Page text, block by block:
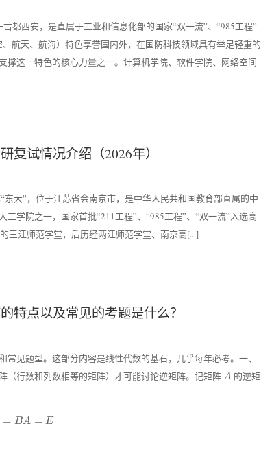
都西安，是直属于工业和信息化部的国家“双一流”、“985工程”
航天、航海）特色享誉国内外，在国防科技领域具有举足轻重的
这一特色的核心力量之一。计算机学院、软件学院、网络空间
复试情况介绍（2026年）
大”，位于江苏省会南京市，是中华人民共和国教育部直属的中
学院之一，国家首批“211工程”、“985工程”、“双一流”入选高
三江师范学堂，后历经两江师范学堂、南京高[...]
特点以及常见的考题是什么？
见题型。这部分内容是线性代数的基石，几乎每年必考。一、
（行数和列数相等的矩阵）才可能讨论逆矩阵。记矩阵 A
A 的逆矩
BA = E
= BA = E